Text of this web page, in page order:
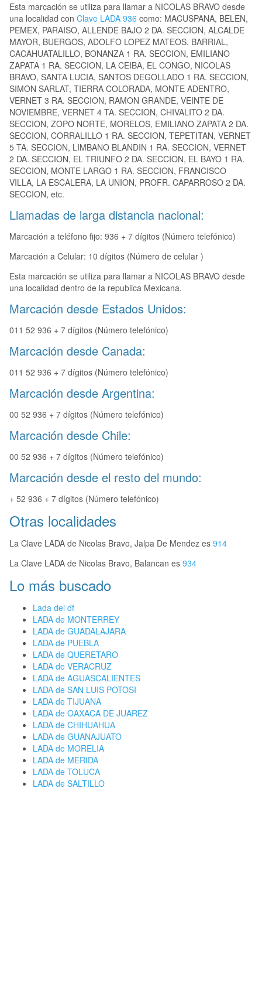
Esta marcación se utiliza para llamar a NICOLAS BRAVO desde
una localidad con Clave LADA 936 como: MACUSPANA, BELEN,
PEMEX, PARAISO, ALLENDE BAJO 2 DA. SECCION, ALCALDE
MAYOR, BUERGOS, ADOLFO LOPEZ MATEOS, BARRIAL,
CACAHUATALILLO, BONANZA 1 RA. SECCION, EMILIANO
ZAPATA 1 RA. SECCION, LA CEIBA, EL CONGO, NICOLAS
BRAVO, SANTA LUCIA, SANTOS DEGOLLADO 1 RA. SECCION,
SIMON SARLAT, TIERRA COLORADA, MONTE ADENTRO,
VERNET 3 RA. SECCION, RAMON GRANDE, VEINTE DE
NOVIEMBRE, VERNET 4 TA. SECCION, CHIVALITO 2 DA.
SECCION, ZOPO NORTE, MORELOS, EMILIANO ZAPATA 2 DA.
SECCION, CORRALILLO 1 RA. SECCION, TEPETITAN, VERNET
5 TA. SECCION, LIMBANO BLANDIN 1 RA. SECCION, VERNET
2 DA. SECCION, EL TRIUNFO 2 DA. SECCION, EL BAYO 1 RA.
SECCION, MONTE LARGO 1 RA. SECCION, FRANCISCO
VILLA, LA ESCALERA, LA UNION, PROFR. CAPARROSO 2 DA.
SECCION, etc.
Llamadas de larga distancia nacional:
Marcación a teléfono fijo: 936 + 7 dígitos (Número telefónico)
Marcación a Celular: 10 dígitos (Número de celular )
Esta marcación se utiliza para llamar a NICOLAS BRAVO desde
una localidad dentro de la republica Mexicana.
Marcación desde Estados Unidos:
011 52 936 + 7 dígitos (Número telefónico)
Marcación desde Canada:
011 52 936 + 7 dígitos (Número telefónico)
Marcación desde Argentina:
00 52 936 + 7 dígitos (Número telefónico)
Marcación desde Chile:
00 52 936 + 7 dígitos (Número telefónico)
Marcación desde el resto del mundo:
+ 52 936 + 7 dígitos (Número telefónico)
Otras localidades
La Clave LADA de Nicolas Bravo, Jalpa De Mendez es 914
La Clave LADA de Nicolas Bravo, Balancan es 934
Lo más buscado
Lada del df
LADA de MONTERREY
LADA de GUADALAJARA
LADA de PUEBLA
LADA de QUERETARO
LADA de VERACRUZ
LADA de AGUASCALIENTES
LADA de SAN LUIS POTOSI
LADA de TIJUANA
LADA de OAXACA DE JUAREZ
LADA de CHIHUAHUA
LADA de GUANAJUATO
LADA de MORELIA
LADA de MERIDA
LADA de TOLUCA
LADA de SALTILLO